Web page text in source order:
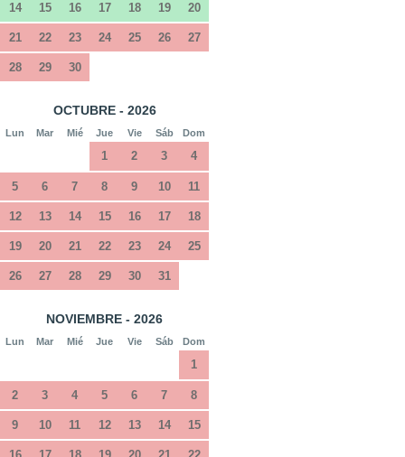
14 15 16 17 18 19 20
21 22 23 24 25 26 27
28 29 30
OCTUBRE - 2026
Lun Mar Mié Jue Vie Sáb Dom
1 2 3 4
5 6 7 8 9 10 11
12 13 14 15 16 17 18
19 20 21 22 23 24 25
26 27 28 29 30 31
NOVIEMBRE - 2026
Lun Mar Mié Jue Vie Sáb Dom
1
2 3 4 5 6 7 8
9 10 11 12 13 14 15